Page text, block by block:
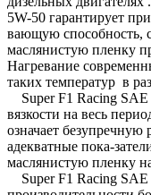
5W-50 гарантирует
вающую способность,
маслянистую пленку
Нагревание
таких температур в
Super F1 Racing SAE
вязкости на весь
означает безупречную
адекватные пока-
маслянистую пленку
Super F1 Racing SAE